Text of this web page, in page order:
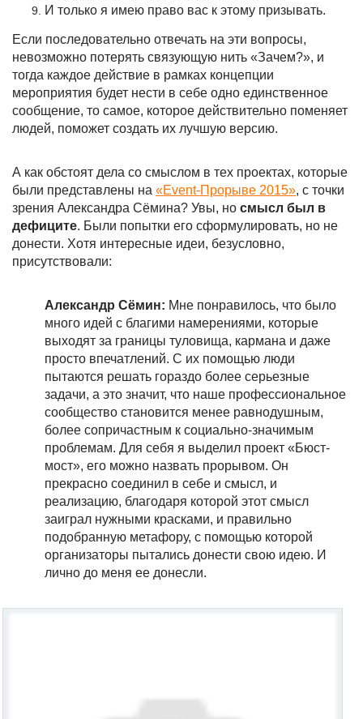
И только я имею право вас к этому призывать.
Если последовательно отвечать на эти вопросы,
невозможно потерять связующую нить «Зачем?», и
тогда каждое действие в рамках концепции
мероприятия будет нести в себе одно единственное
сообщение, то самое, которое действительно поменяет
людей, поможет создать их лучшую версию.
А как обстоят дела со смыслом в тех проектах, которые
были представлены на «Event-Прорыве 2015», с точки
зрения Александра Сёмина? Увы, но смысл был в
дефиците. Были попытки его сформулировать, но не
донести. Хотя интересные идеи, безусловно,
присутствовали:
Александр Сёмин: Мне понравилось, что было
много идей с благими намерениями, которые
выходят за границы туловища, кармана и даже
просто впечатлений. С их помощью люди
пытаются решать гораздо более серьезные
задачи, а это значит, что наше профессиональное
сообщество становится менее равнодушным,
более сопричастным к социально-значимым
проблемам. Для себя я выделил проект «Бюст-
мост», его можно назвать прорывом. Он
прекрасно соединил в себе и смысл, и
реализацию, благодаря которой этот смысл
заиграл нужными красками, и правильно
подобранную метафору, с помощью которой
организаторы пытались донести свою идею. И
лично до меня ее донесли.